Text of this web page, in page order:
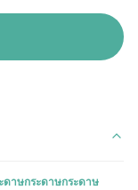
ดาษกระดาษกระดาษ